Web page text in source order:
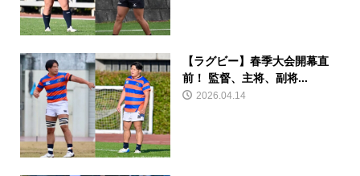
【ラグビー】春季大会開幕直
前！ 監督、主将、副将...
2026.04.14